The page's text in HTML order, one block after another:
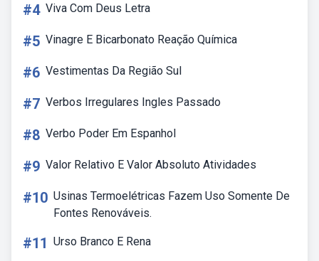
#4 Viva Com Deus Letra
#5 Vinagre E Bicarbonato Reação Química
#6 Vestimentas Da Região Sul
#7 Verbos Irregulares Ingles Passado
#8 Verbo Poder Em Espanhol
#9 Valor Relativo E Valor Absoluto Atividades
#10 Usinas Termoelétricas Fazem Uso Somente De
Fontes Renováveis.
#11 Urso Branco E Rena